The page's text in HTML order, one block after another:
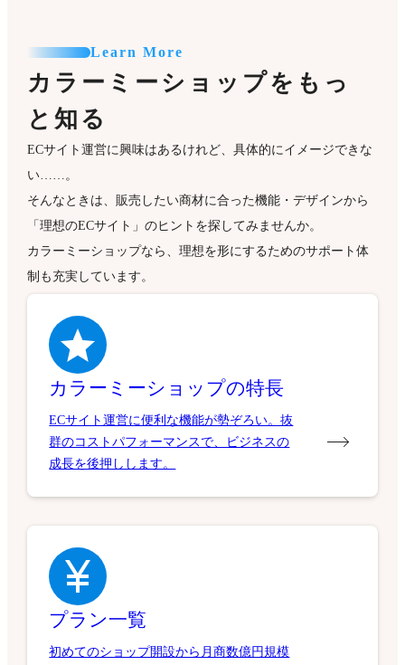
Learn More
カラーミーショップをもっ
と知る
ECサイト運営に興味はあるけれど、具体的にイメージできな
い……。
そんなときは、販売したい商材に合った機能・デザインから
「理想のECサイト」のヒントを探してみませんか。
カラーミーショップなら、理想を形にするためのサポート体
制も充実しています。
カラーミーショップの特長
ECサイト運営に便利な機能が勢ぞろい。抜
群のコストパフォーマンスで、ビジネスの
成長を後押しします。
プラン一覧
初めてのショップ開設から月商数億円規模